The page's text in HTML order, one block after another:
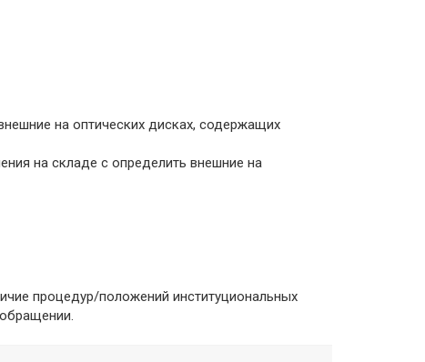
на оптических дисках, содержащих
на складе с определить внешние на
процедур/положений институциональных